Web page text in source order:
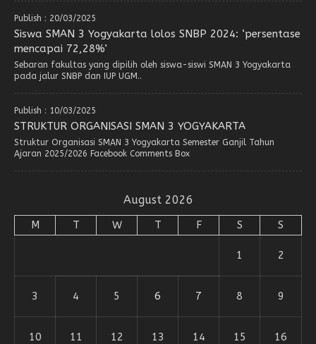
Publish : 20/03/2025
Siswa SMAN 3 Yogyakarta lolos SNBP 2024: ‘persentase
mencapai 72,28%’
Sebaran fakultas yang dipilih oleh siswa-siswi SMAN 3 Yogyakarta
pada jalur SNBP dan IUP UGM..
Publish : 10/03/2025
STRUKTUR ORGANISASI SMAN 3 YOGYAKARTA
Struktur Organisasi SMAN 3 Yogyakarta Semester Ganjil Tahun
Ajaran 2025/2026 Facebook Comments Box
August 2026
M T W T F S S
1 2
3 4 5 6 7 8 9
10 11 12 13 14 15 16